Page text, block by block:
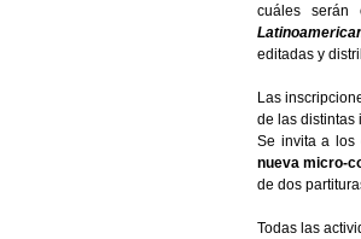
cuáles
editadas y
Las
de las distintas
Se invita a los
nueva micro-
de dos
Todas las